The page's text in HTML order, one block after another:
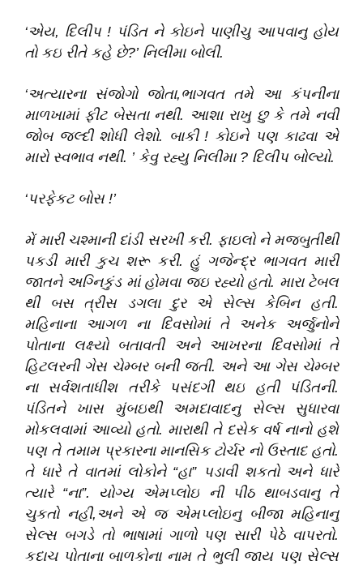
‘એય, દિલીપ ! પંડિત ને કોઇને પાણીચુ આપવાનુ હોય
તો કઇ રીતે કહે છે?’નિલીમા બોલી.
‘અત્યારના સંજોગો જોતા,ભાગવત તમે આ કંપનીના
માળખામાં ફીટ બેસતા નથી. આશા રાખુ છુ કે તમે નવી
જોબ જલ્દી શોધી લેશો. બાકી ! કોઇને પણ કાઢવા એ
મારો સ્વભાવ નથી. ’કેવુ રહ્યુ નિલીમા ? દિલીપ બોલ્યો.
‘પરફેકટ બોસ !’
મેં મારી ચશ્માની દાંડી સરખી કરી. ફાઇલો ને મજબુતીથી
પકડી મારી કુચ શરૂ કરી. હું ગજેન્દ્ર ભાગવત મારી
જાતને અગ્નિકુંડ માં હોમવા જઇ રહ્યો હતો. મારા ટેબલ
થી બસ ત્રીસ ડગલા દુર એ સેલ્સ કેબિન હતી.
મહિનાના આગળ ના દિવસોમાં તે અનેક અર્જુનોને
પોતાના લક્ષ્યો બતાવતી અને આખરના દિવસોમાં તે
હિટલરની ગેસ ચેમ્બર બની જતી. અને આ ગેસ ચેમ્બર
ના સર્વશતાધીશ તરીકે પસંદગી થઇ હતી પંડિતની.
પંડિતને ખાસ મુંબઇથી અમદાવાદનુ સેલ્સ સુધારવા
મોકલવામાં આવ્યો હતો. મારાથી તે દસેક વર્ષ નાનો હશે
પણ તે તમામ પ્રકારના માનસિક ટોર્ચર નો ઉસ્તાદ હતો.
તે ધારે તે વાતમાં લોકોને “હા” પડાવી શકતો અને ધારે
ત્યારે “ના”. યોગ્ય એમપ્લોઇ ની પીઠ થાબડવાનુ તે
ચુકતો નહી,અને એ જ એમપ્લોઇનુ બીજા મહિનાનુ
સેલ્સ બગડે તો ભાષામાં ગાળો પણ સારી પેઠે વાપરતો.
કદાચ પોતાના બાળકોના નામ તે ભુલી જાય પણ સેલ્સ